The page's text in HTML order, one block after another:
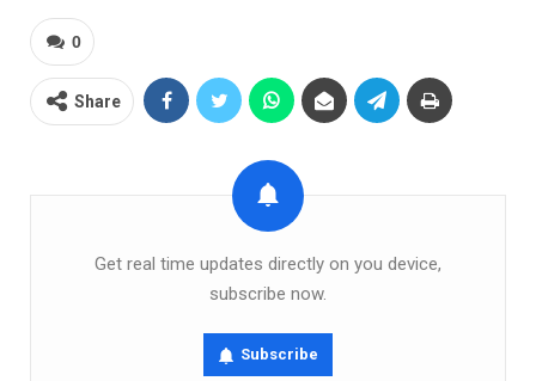
0
Share
Get real time updates directly on you device,
subscribe now.
Subscribe